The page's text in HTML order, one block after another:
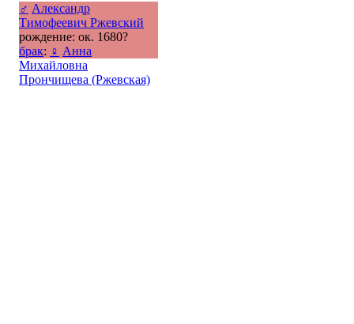
♂ Александр
Тимофеевич Ржевский
рождение: ок. 1680?
брак: ♀ Анна
Михайловна
Прончищева (Ржевская)